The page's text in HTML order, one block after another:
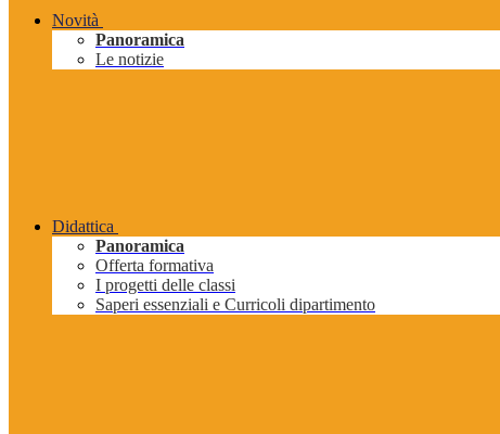
Novità
Panoramica
Le notizie
Didattica
Panoramica
Offerta formativa
I progetti delle classi
Saperi essenziali e Curricoli dipartimento